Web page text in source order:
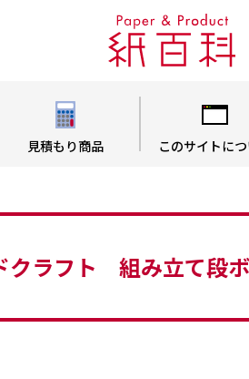
見積もり商品 このサイトに
クラフト 組み立て段